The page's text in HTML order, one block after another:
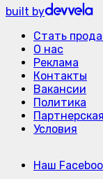
built by
Стать
О нас
Реклама
Контакты
Вакансии
Политика
Условия
Наш